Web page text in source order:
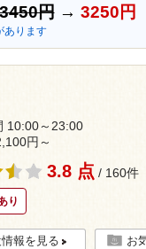
円→ 3250円
あります
10:00～23:00
円～
3.8 点 / 160件
り
報を見る お